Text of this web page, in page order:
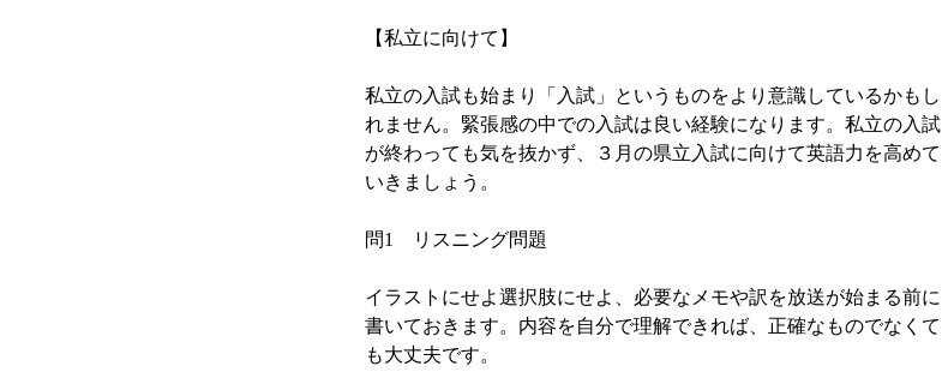
【私立に向けて】
私立の入試も始まり「入試」というものをより意識しているかもし
れません。緊張感の中での入試は良い経験になります。私立の入試
が終わっても気を抜かず、３月の県立入試に向けて英語力を高めて
いきましょう。
問1 リスニング問題
イラストにせよ選択肢にせよ、必要なメモや訳を放送が始まる前に
書いておきます。内容を自分で理解できれば、正確なものでなくて
も大丈夫です。